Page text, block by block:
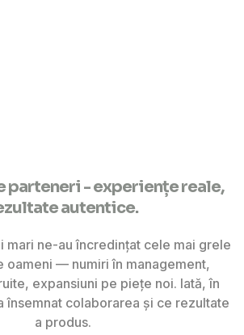
parteneri - experiențe reale,
autentice.
mari ne-au încredințat cele mai grele
oameni — numiri în management,
expansiuni pe piețe noi. Iată, în
însemnat colaborarea și ce rezultate
a produs.